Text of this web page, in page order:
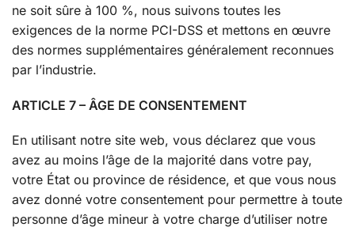
ne soit sûre à 100 %, nous suivons toutes les
exigences de la norme PCI-DSS et mettons en œuvre
des normes supplémentaires généralement reconnues
par l’industrie.
ARTICLE 7 – ÂGE DE CONSENTEMENT
En utilisant notre site web, vous déclarez que vous
avez au moins l’âge de la majorité dans votre pay,
votre État ou province de résidence, et que vous nous
avez donné votre consentement pour permettre à toute
personne d’âge mineur à votre charge d’utiliser notre